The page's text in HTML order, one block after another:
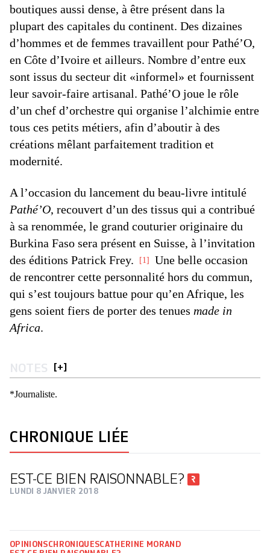
boutiques aussi dense, à être présent dans la
plupart des capitales du continent. Des dizaines
d’hommes et de femmes travaillent pour Pathé’O,
en Côte d’Ivoire et ailleurs. Nombre d’entre eux
sont issus du secteur dit «informel» et fournissent
leur savoir-faire artisanal. Pathé’O joue le rôle
d’un chef d’orchestre qui organise l’alchimie entre
tous ces petits métiers, afin d’aboutir à des
créations mêlant parfaitement tradition et
modernité.
A l’occasion du lancement du beau-livre intitulé
Pathé’O, recouvert d’un des tissus qui a contribué
à sa renommée, le grand couturier originaire du
Burkina Faso sera présent en Suisse, à l’invitation
des éditions Patrick Frey.
1
Une belle occasion
de rencontrer cette personnalité hors du commun,
qui s’est toujours battue pour qu’en Afrique, les
gens soient fiers de porter des tenues made in
Africa.
NOTES [+]
*Journaliste.
CHRONIQUE LIÉE
EST-CE BIEN RAISONNABLE?
LUNDI 8 JANVIER 2018
OPINIONSCHRONIQUESCATHERINE MORAND